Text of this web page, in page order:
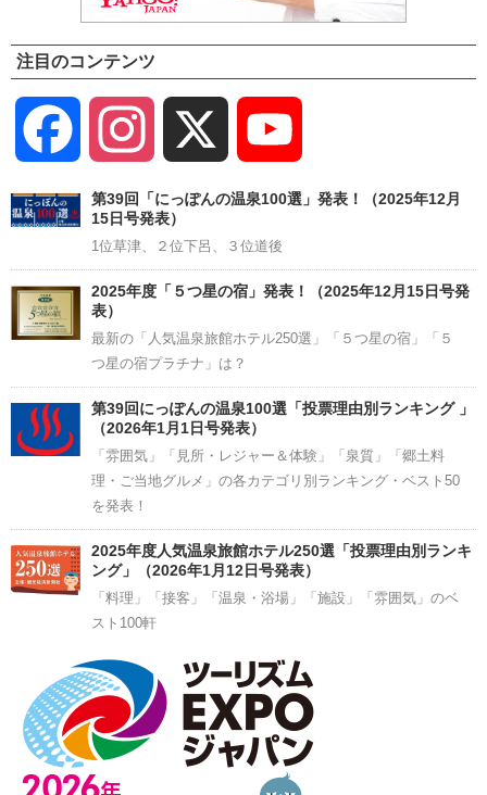
注目のコンテンツ
Facebook Instagram
Channel
第39回「にっぽんの温泉100選」発表！（2025年12月
15日号発表）
1位草津、２位下呂、３位道後
2025年度「５つ星の宿」発表！（2025年12月15日号発
表）
最新の「人気温泉旅館ホテル250選」「５つ星の宿」「５
つ星の宿プラチナ」は？
第39回にっぽんの温泉100選「投票理由別ランキング 」
（2026年1月1日号発表）
「雰囲気」「見所・レジャー＆体験」「泉質」「郷土料
理・ご当地グルメ」の各カテゴリ別ランキング・ベスト50
を発表！
2025年度人気温泉旅館ホテル250選「投票理由別ランキ
ング」（2026年1月12日号発表）
「料理」「接客」「温泉・浴場」「施設」「雰囲気」のベ
スト100軒